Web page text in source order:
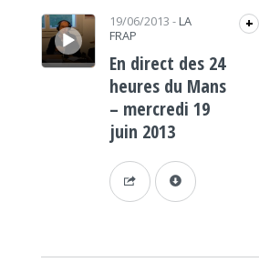
Lecteur audio 19/06/2013 - LA
FRAP
+
En direct des 24
heures du Mans
– mercredi 19
juin 2013